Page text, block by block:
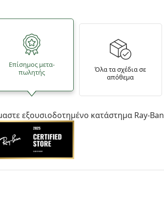
Επίσημος μετα­
πωλητής
Όλα τα σχέδια σε
απόθεμα
εξουσιοδοτημένο κατάστημα Ray-Ban